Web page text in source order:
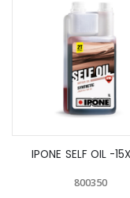
IPONE SELF OIL -
800350